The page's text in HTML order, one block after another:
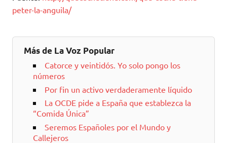
peter-la-anguila/
Más de La Voz Popular
Catorce y veintidós. Yo solo pongo los
números
Por fin un activo verdaderamente líquido
La OCDE pide a España que establezca la
“Comida Única”
Seremos Españoles por el Mundo y
Callejeros